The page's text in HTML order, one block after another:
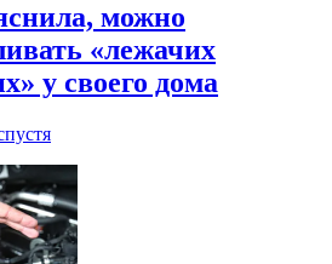
можно
«лежачих
у своего дома